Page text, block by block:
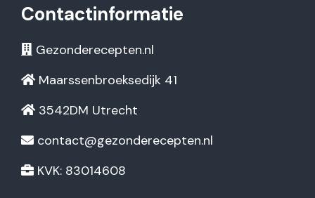
Contactinformatie
Gezonderecepten.nl
Maarssenbroeksedijk 41
3542DM Utrecht
contact@gezonderecepten.nl
KVK: 83014608